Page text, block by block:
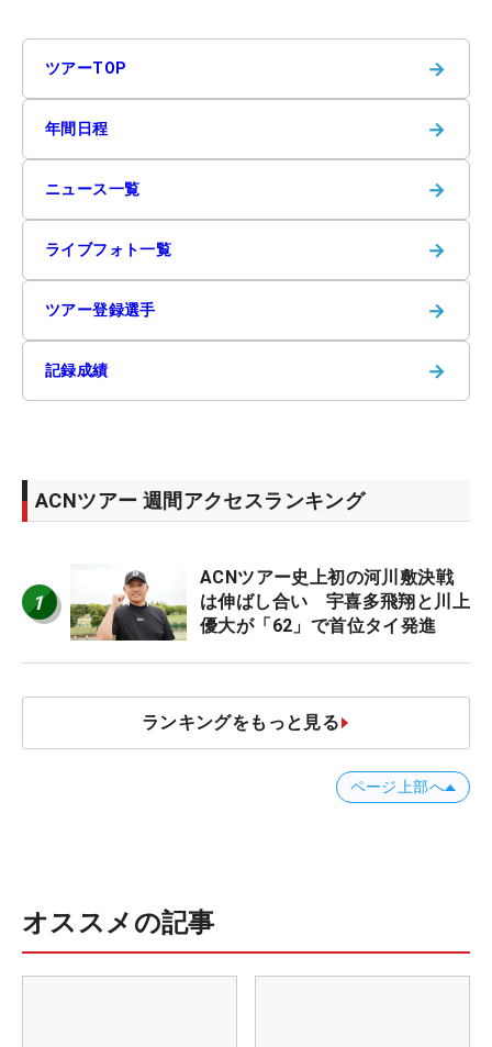
ツアーTOP →
年間日程 →
ニュース一覧 →
ライブフォト一覧 →
ツアー登録選手 →
記録成績 →
ACNツアー 週間アクセスランキング
1
ACNツアー史上初の河川敷決戦
は伸ばし合い 宇喜多飛翔と川上
優大が「62」で首位タイ発進
ランキングをもっと見る
ページ上部へ
オススメの記事